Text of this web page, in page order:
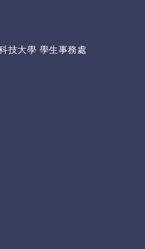
技大學 學生事務處